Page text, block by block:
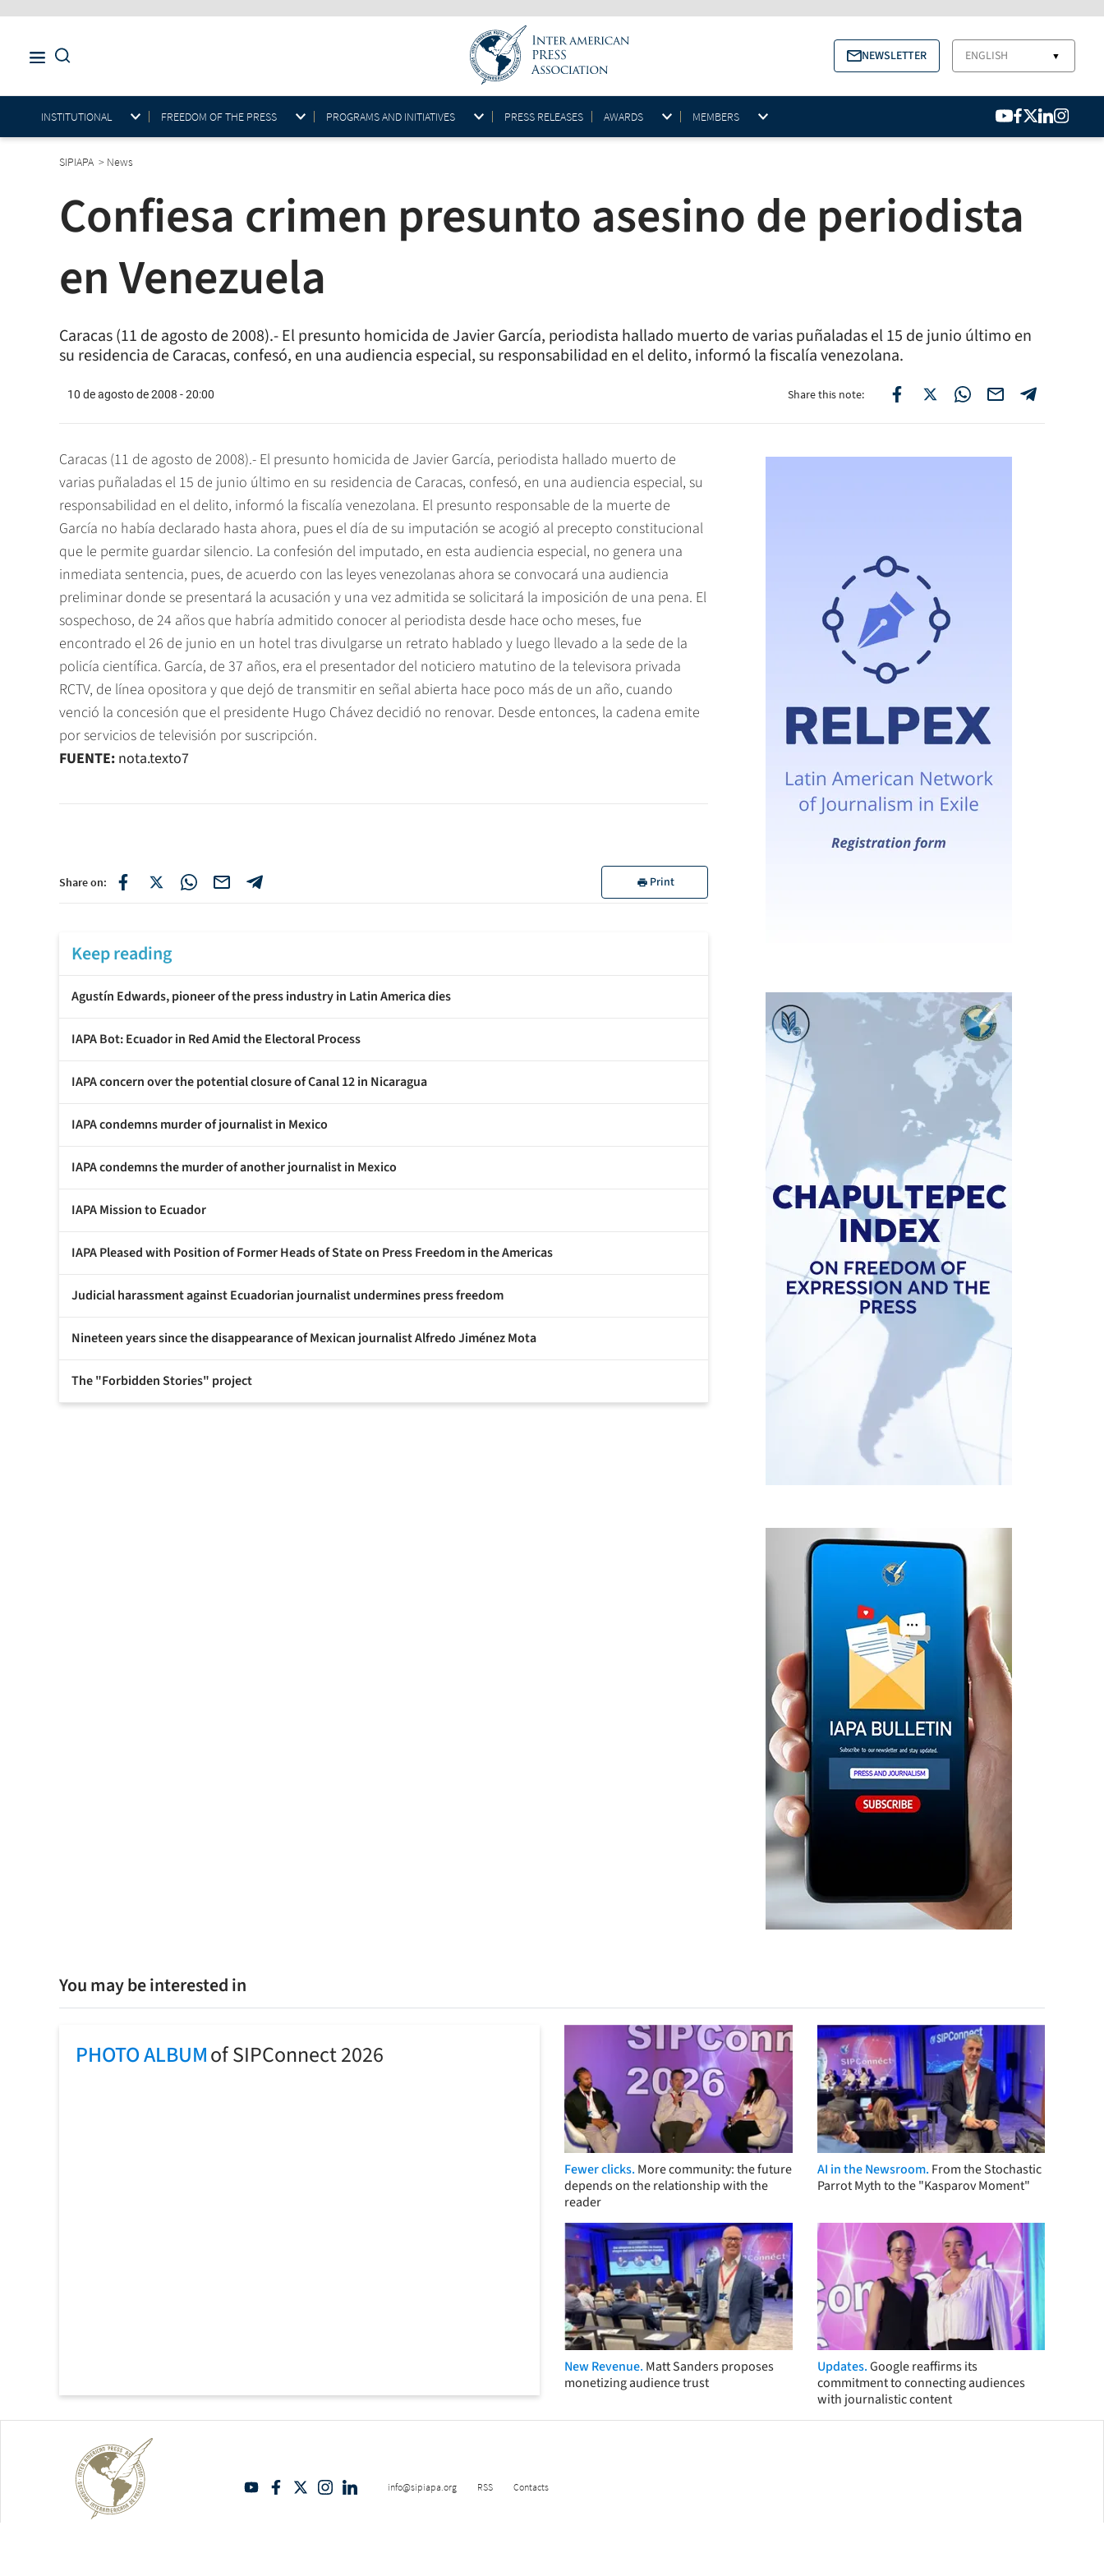
NEWSLETTER ENGLISH ▼
INSTITUTIONAL FREEDOM OF THE PRESS PROGRAMS AND INITIATIVES PRESS RELEASES AWARDS MEMBERS
SIPIAPA > News
Confiesa crimen presunto asesino de periodista
en Venezuela
Caracas (11 de agosto de 2008).- El presunto homicida de Javier García, periodista hallado muerto de varias puñaladas el 15 de junio último en
su residencia de Caracas, confesó, en una audiencia especial, su responsabilidad en el delito, informó la fiscalía venezolana.
10 de agosto de 2008 - 20:00 Share this note:
Caracas (11 de agosto de 2008).- El presunto homicida de Javier García, periodista hallado muerto de
varias puñaladas el 15 de junio último en su residencia de Caracas, confesó, en una audiencia especial, su
responsabilidad en el delito, informó la fiscalía venezolana. El presunto responsable de la muerte de
García no había declarado hasta ahora, pues el día de su imputación se acogió al precepto constitucional
que le permite guardar silencio. La confesión del imputado, en esta audiencia especial, no genera una
inmediata sentencia, pues, de acuerdo con las leyes venezolanas ahora se convocará una audiencia
preliminar donde se presentará la acusación y una vez admitida se solicitará la imposición de una pena. El
sospechoso, de 24 años que habría admitido conocer al periodista desde hace ocho meses, fue
encontrado el 26 de junio en un hotel tras divulgarse un retrato hablado y luego llevado a la sede de la
policía científica. García, de 37 años, era el presentador del noticiero matutino de la televisora privada
RCTV, de línea opositora y que dejó de transmitir en señal abierta hace poco más de un año, cuando
venció la concesión que el presidente Hugo Chávez decidió no renovar. Desde entonces, la cadena emite
por servicios de televisión por suscripción.
FUENTE: nota.texto7
Share on: Print
Keep reading
Agustín Edwards, pioneer of the press industry in Latin America dies
IAPA Bot: Ecuador in Red Amid the Electoral Process
IAPA concern over the potential closure of Canal 12 in Nicaragua
IAPA condemns murder of journalist in Mexico
IAPA condemns the murder of another journalist in Mexico
IAPA Mission to Ecuador
IAPA Pleased with Position of Former Heads of State on Press Freedom in the Americas
Judicial harassment against Ecuadorian journalist undermines press freedom
Nineteen years since the disappearance of Mexican journalist Alfredo Jiménez Mota
The "Forbidden Stories" project
You may be interested in
PHOTO ALBUMof SIPConnect 2026
Fewer clicks. More community: the future
depends on the relationship with the
reader
AI in the Newsroom. From the Stochastic
Parrot Myth to the "Kasparov Moment"
New Revenue. Matt Sanders proposes
monetizing audience trust
Updates.Google reaffirms its
commitment to connecting audiences
with journalistic content
info@sipiapa.org RSS Contacts